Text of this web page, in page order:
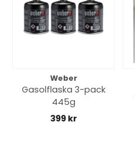
Weber
Gasolflaska 3-pack
445g
399 kr